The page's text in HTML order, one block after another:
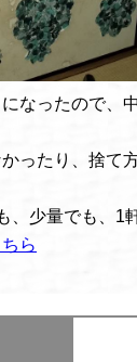
なったので、
ったり、捨て
少量でも、1
ら